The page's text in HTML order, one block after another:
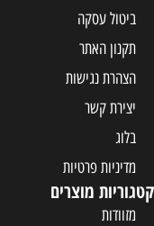
ביטול עסקה
תקנון האתר
הצהרת נגישות
יצירת קשר
בלוג
מדיניות פרטיות
קטגוריות מוצרים
מזוודות